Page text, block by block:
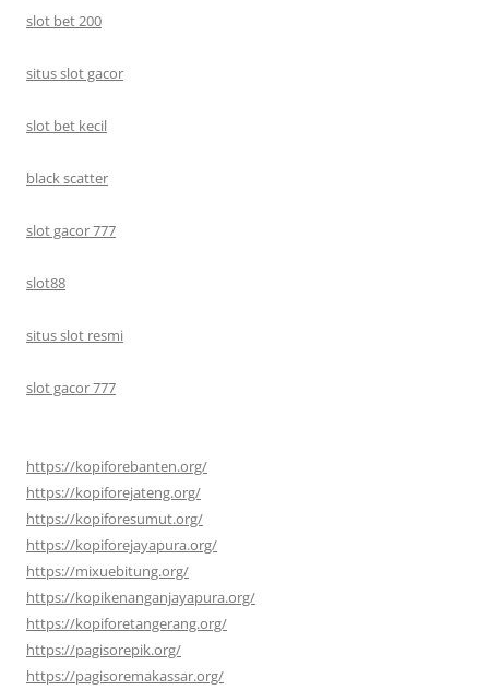
slot bet 200
situs slot gacor
slot bet kecil
black scatter
slot gacor 777
slot88
situs slot resmi
slot gacor 777
https://kopiforebanten.org/
https://kopiforejateng.org/
https://kopiforesumut.org/
https://kopiforejayapura.org/
https://mixuebitung.org/
https://kopikenanganjayapura.org/
https://kopiforetangerang.org/
https://pagisorepik.org/
https://pagisoremakassar.org/